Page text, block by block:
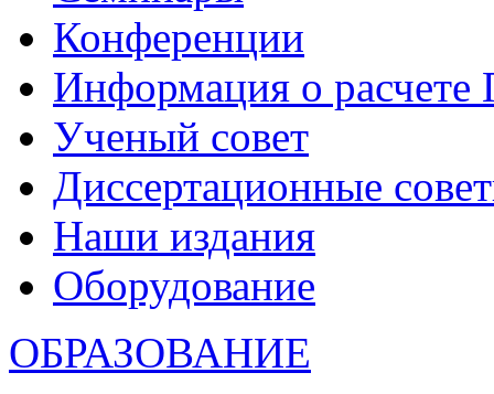
Конференции
Информация о
Ученый совет
Диссертационные
Наши издания
Оборудование
ОБРАЗОВАНИЕ